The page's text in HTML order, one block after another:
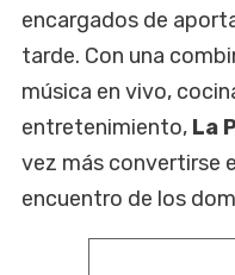
encargados de
tarde. Con una
música en vivo,
entretenimiento, La
vez más convertirse
encuentro de los